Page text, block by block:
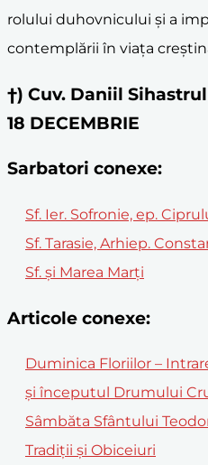
rolului duhovnicului și a
contemplării în viața
†) Cuv. Daniil
18 DECEMBRIE
Sarbatori conexe:
Sf. Ier. Sofronie, ep.
Sf. Tarasie, Arhiep.
Sf. și Marea Marți
Articole conexe:
Duminica Floriilor –
și începutul Drumului
Sâmbăta Sfântului
Tradiții și Obiceiuri